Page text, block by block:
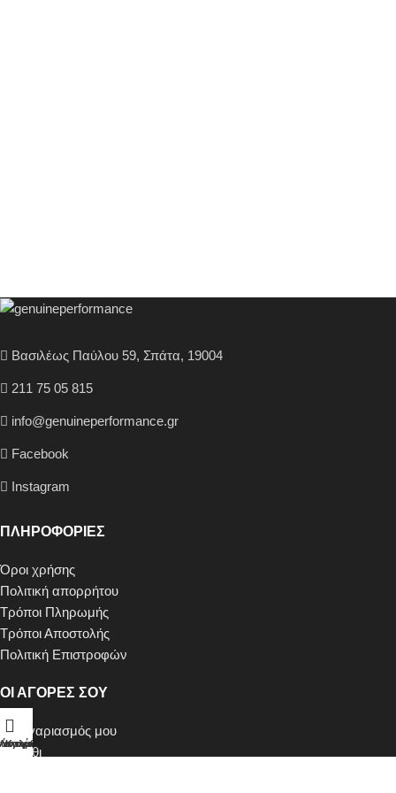
Βασιλέως Παύλου 59, Σπάτα, 19004
211 75 05 815
info@genuineperformance.gr
Facebook
Instagram
ΠΛΗΡΟΦΟΡΙΕΣ
Όροι χρήσης
Πολιτική απορρήτου
Τρόποι Πληρωμής
Τρόποι Αποστολής
Πολιτική Επιστροφών
ΟΙ ΑΓΟΡΕΣ ΣΟΥ
Ο λογαριασμός μου
Καλάθι
Καλάθι